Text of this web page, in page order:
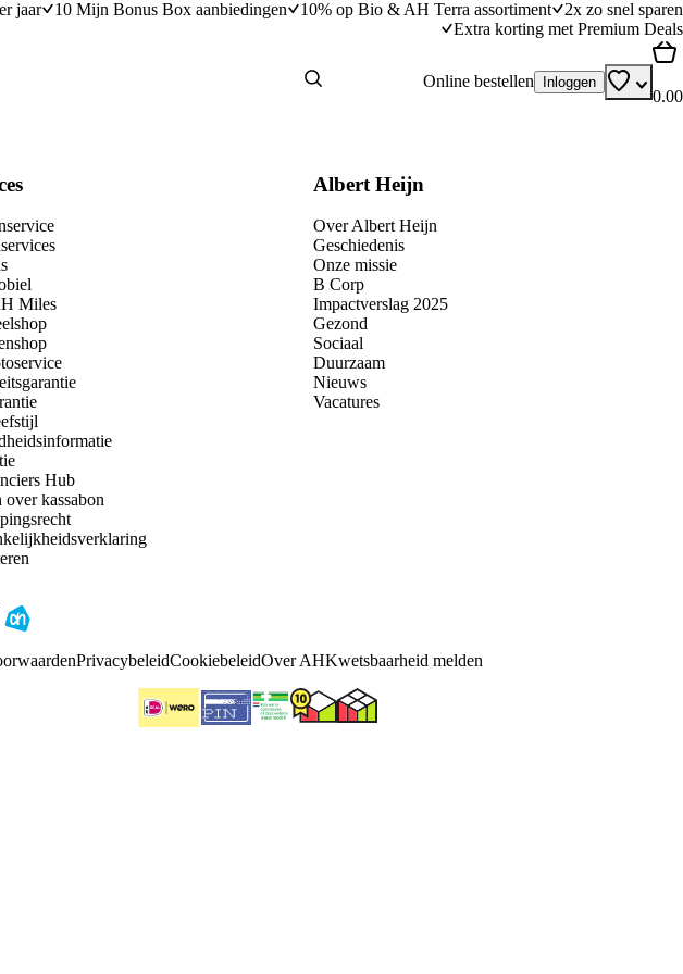
jaar 10 Mijn Bonus Box aanbiedingen 10% op Bio & AH Terra assortiment
2x zo snel sparen
Extra korting met Premium Deals
Online bestellen Inloggen
0.00
Miles
Hub
over kassabon
Albert Heijn
Over Albert Heijn
Geschiedenis
Onze missie
B Corp
Impactverslag 2025
Gezond
Sociaal
Duurzaam
Nieuws
Vacatures
PrivacybeleidCookiebeleidOver AHKwetsbaarheid melden